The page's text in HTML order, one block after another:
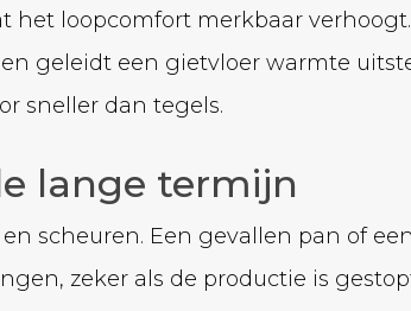
het loopcomfort merkbaar
geleidt een gietvloer warmte
sneller dan tegels.
lange termijn
scheuren. Een gevallen pan of
zeker als de productie is